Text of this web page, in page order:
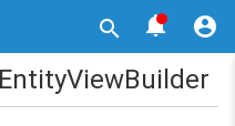


